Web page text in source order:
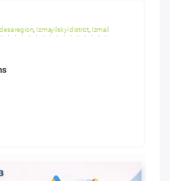
region, Izmayilskyi district, Izmail